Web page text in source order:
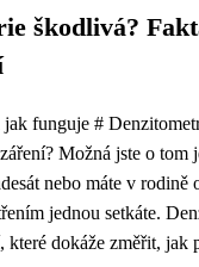
škodlivá?
funguje #
Možná jste o tom
nebo máte v rodině
jednou setkáte.
dokáže změřit, jak